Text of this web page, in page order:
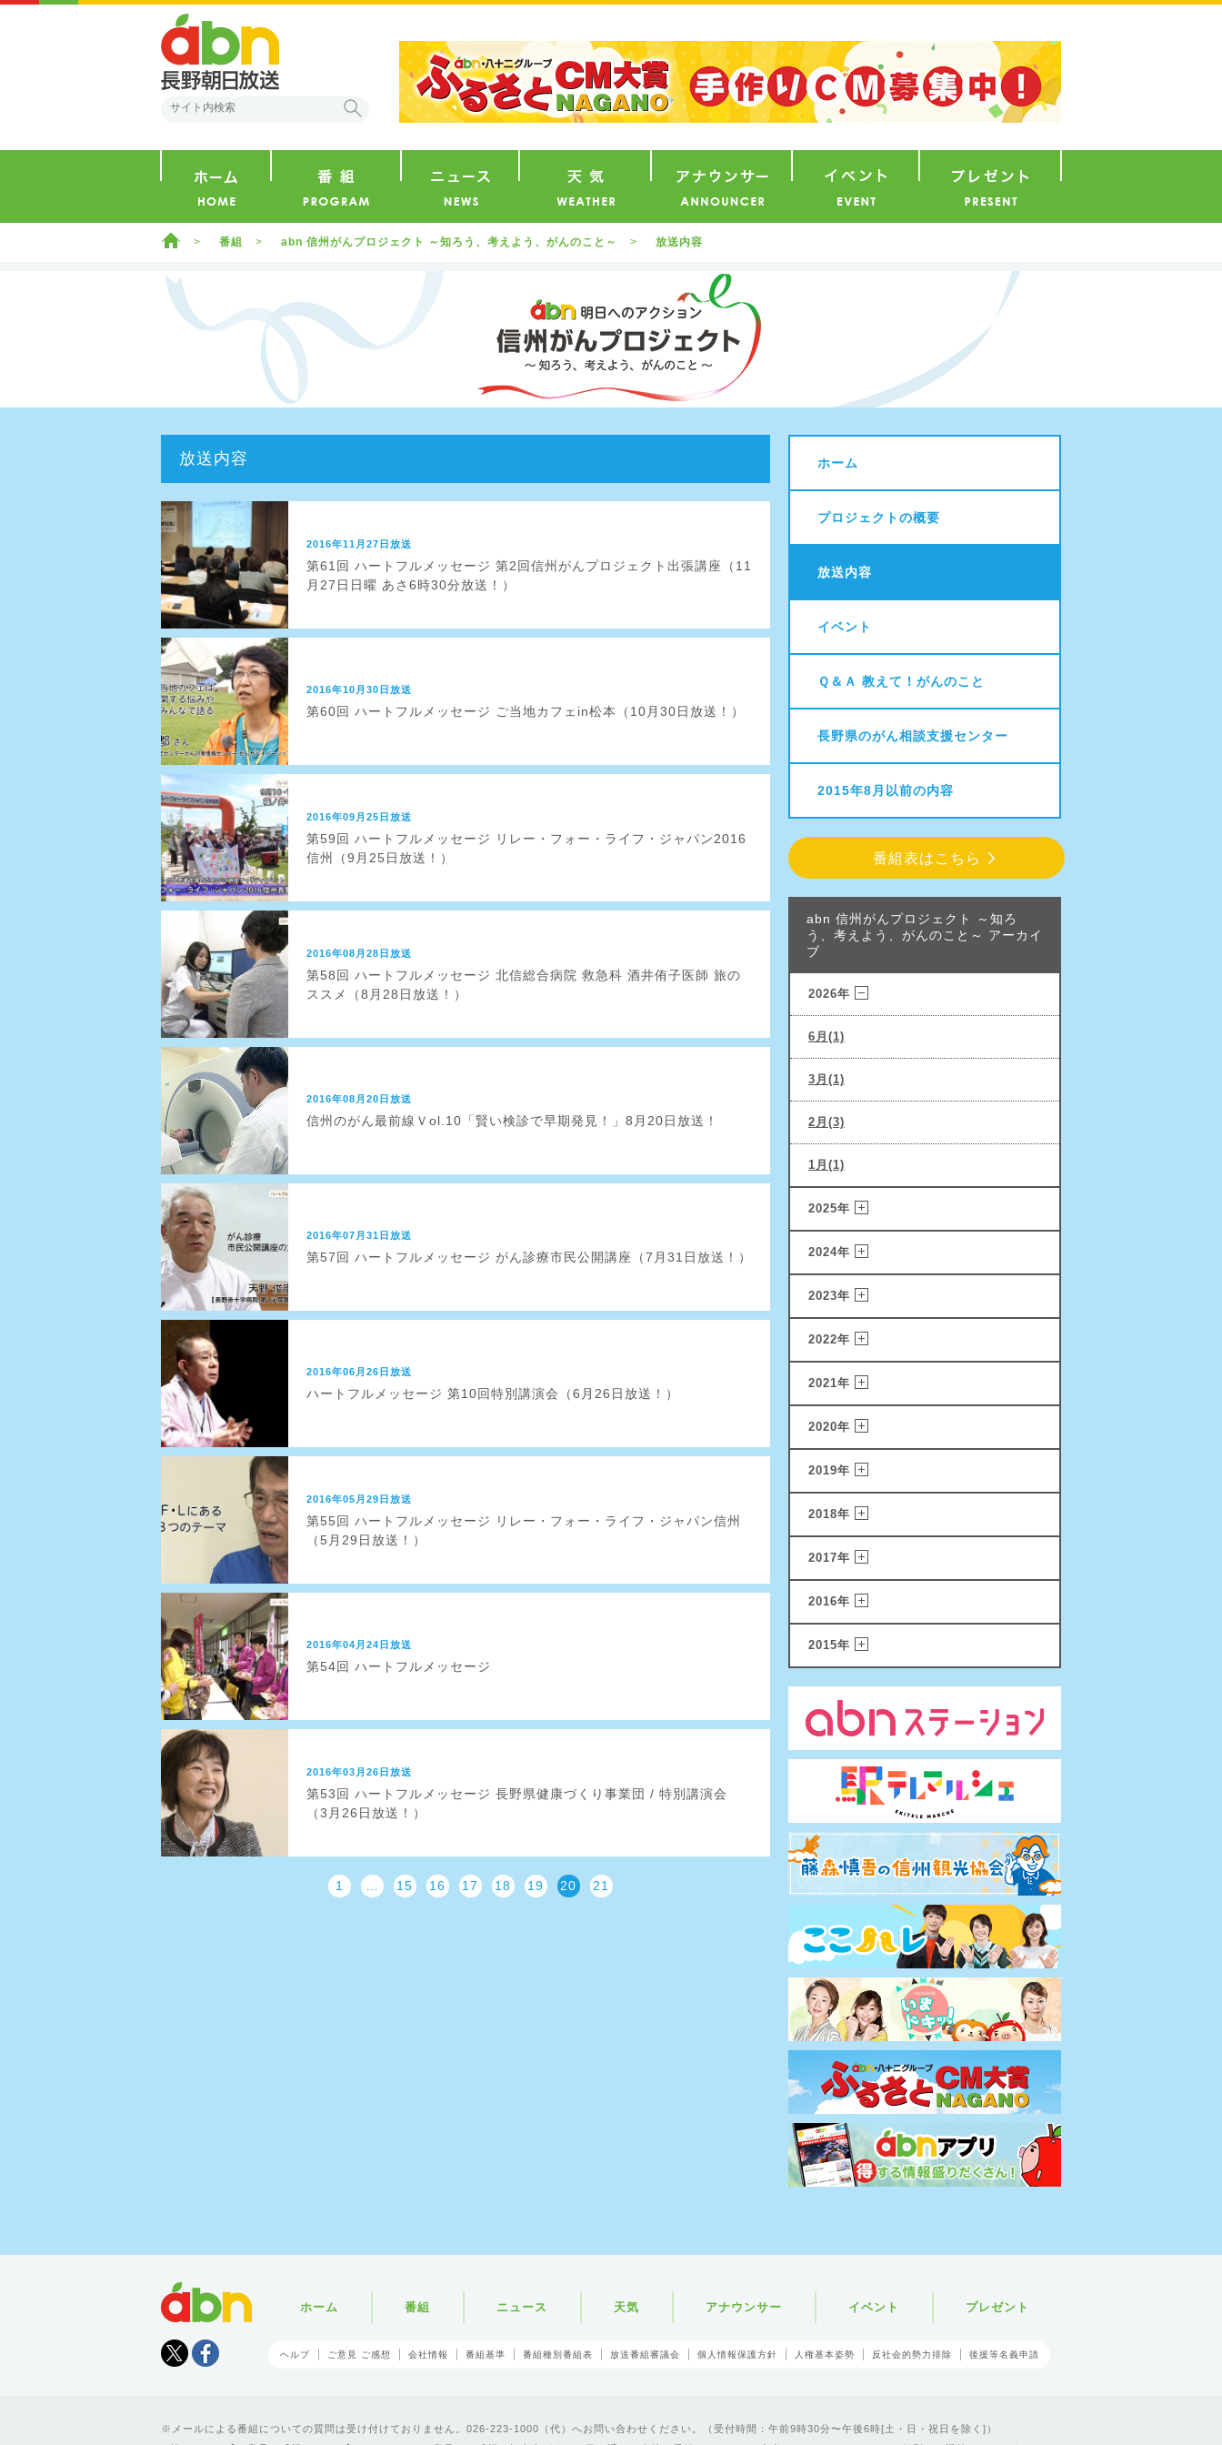
ホーム 番組 abn 信州がんプロジェクト ～知ろう、考えよう、がんのこと～ 放送内容
放送内容
2016年11月27日放送
第61回 ハートフルメッセージ 第2回信州がんプロジェクト出張講座（11
月27日日曜 あさ6時30分放送！）
2016年10月30日放送
第60回 ハートフルメッセージ ご当地カフェin松本（10月30日放送！）
2016年09月25日放送
第59回 ハートフルメッセージ リレー・フォー・ライフ・ジャパン2016
信州（9月25日放送！）
2016年08月28日放送
第58回 ハートフルメッセージ 北信総合病院 救急科 酒井侑子医師 旅の
ススメ（8月28日放送！）
2016年08月20日放送
信州のがん最前線Ｖol.10「賢い検診で早期発見！」8月20日放送！
2016年07月31日放送
第57回 ハートフルメッセージ がん診療市民公開講座（7月31日放送！）
2016年06月26日放送
ハートフルメッセージ 第10回特別講演会（6月26日放送！）
2016年05月29日放送
第55回 ハートフルメッセージ リレー・フォー・ライフ・ジャパン信州
（5月29日放送！）
2016年04月24日放送
第54回 ハートフルメッセージ
2016年03月26日放送
第53回 ハートフルメッセージ 長野県健康づくり事業団 / 特別講演会
（3月26日放送！）
1 15 16 17 18 19 20 21
ホーム
プロジェクトの概要
放送内容
イベント
Ｑ＆Ａ 教えて！がんのこと
長野県のがん相談支援センター
2015年8月以前の内容
番組表はこちら
abn 信州がんプロジェクト ～知ろ
う、考えよう、がんのこと～ アーカイ
ブ
2026年
6月(1)
3月(1)
2月(3)
1月(1)
2025年
2024年
2023年
2022年
2021年
2020年
2019年
2018年
2017年
2016年
2015年
Tweet
ホーム 番組 ニュース 天気 アナウンサー イベント プレゼント
ヘルプ ご意見 ご感想 会社情報 番組基準 番組種別番組表 放送番組審議会 個人情報保護方針 人権基本姿勢 反社会的勢力排除 後援等名義申請
メールによる番組についての質問は受け付けておりません。026-223-1000（代）へお問い合わせください。（受付時間：午前9時30分〜午後6時[土・日・祝日を除く]）